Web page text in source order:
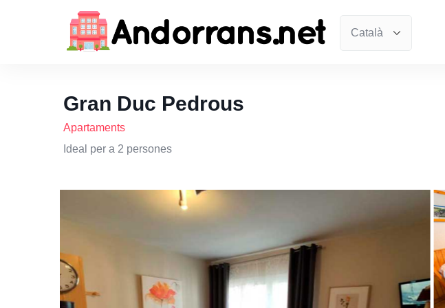
Gran Duc Pedrous
Apartaments
Ideal per a 2 persones